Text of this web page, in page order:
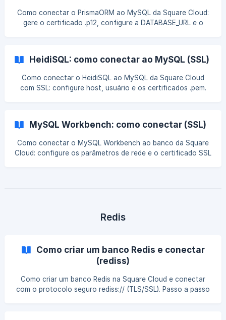
Como conectar o PrismaORM ao MySQL da Square Cloud:
gere o certificado .p12, configure a DATABASE_URL e o
HeidiSQL: como conectar ao MySQL (SSL)
Como conectar o HeidiSQL ao MySQL da Square Cloud
com SSL: configure host, usuário e os certificados .pem.
MySQL Workbench: como conectar (SSL)
Como conectar o MySQL Workbench ao banco da Square
Cloud: configure os parâmetros de rede e o certificado SSL
Redis
Como criar um banco Redis e conectar
(rediss)
Como criar um banco Redis na Square Cloud e conectar
com o protocolo seguro rediss:// (TLS/SSL). Passo a passo